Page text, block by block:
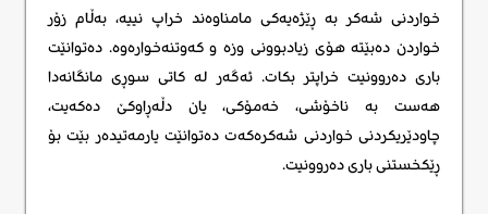
خواردنی شەکر بە ڕێژەیەکی مامناوەند خراپ نییە، بەڵام زۆر
خواردن دەبێتە هۆی زیادبوونی وزە و کەوتنەخوارەوە. دەتوانێت
باری دەروونیت خراپتر بکات. ئەگەر لە کاتی سوڕی مانگانەدا
هەست بە ناخۆشی، خەمۆکی، یان دڵەڕاوکێ دەکەیت،
چاودێریکردنی خواردنی شەکرەکەت دەتوانێت یارمەتیدەر بێت بۆ
ڕێکخستنی باری دەروونیت.